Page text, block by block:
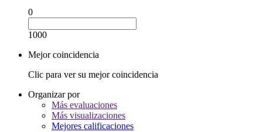
0
1000
Mejor coincidencia
Clic para ver su mejor coincidencia
Organizar por
Más evaluaciones
Más visualizaciones
Mejores calificaciones